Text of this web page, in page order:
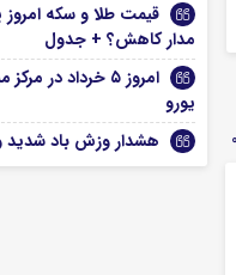
مدار کاهش؟ + جدول
امروز ۵ خرداد
یورو
هشدار وزش باد شدید